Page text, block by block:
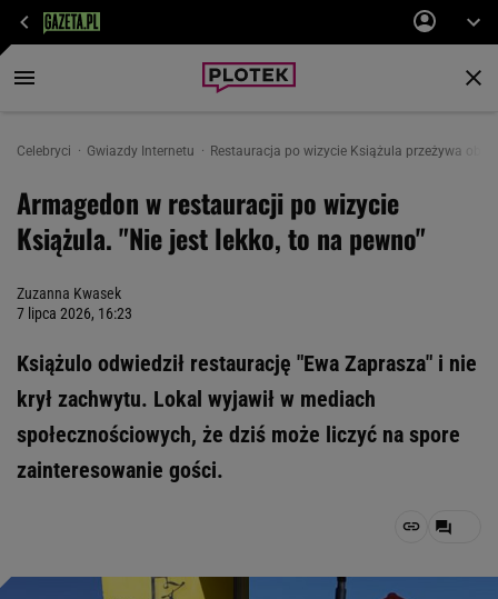
Celebryci Gwiazdy Internetu Restauracja po wizycie Książula przeżywa
Armagedon w restauracji po wizycie
Książula. "Nie jest lekko, to na pewno"
Zuzanna Kwasek
7 lipca 2026, 16:23
Książulo odwiedził restaurację "Ewa Zaprasza" i nie
krył zachwytu. Lokal wyjawił w mediach
społecznościowych, że dziś może liczyć na spore
zainteresowanie gości.